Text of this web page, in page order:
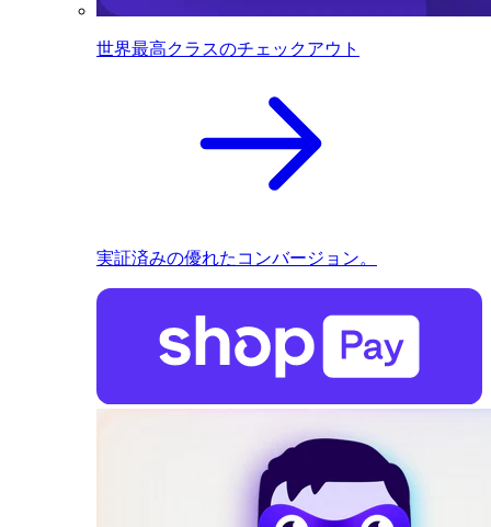
世界最高クラスのチェックアウト
実証済みの優れたコンバージョン。